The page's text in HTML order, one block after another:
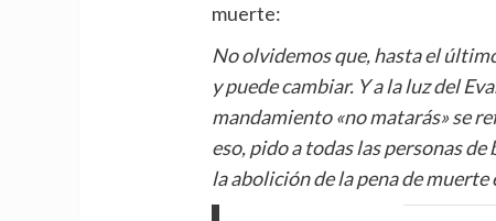
muerte:
No olvidemos que, hasta el
y puede cambiar. Y a la luz del
mandamiento «no matarás» se
eso, pido a todas las personas
la abolición de la pena de